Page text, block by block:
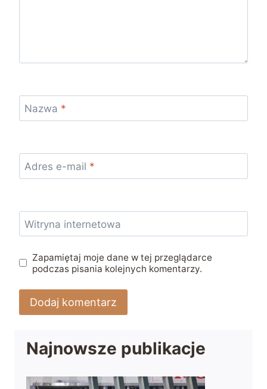
Nazwa *
Adres e-mail *
Witryna internetowa
Zapamiętaj moje dane w tej przeglądarce
podczas pisania kolejnych komentarzy.
Najnowsze publikacje